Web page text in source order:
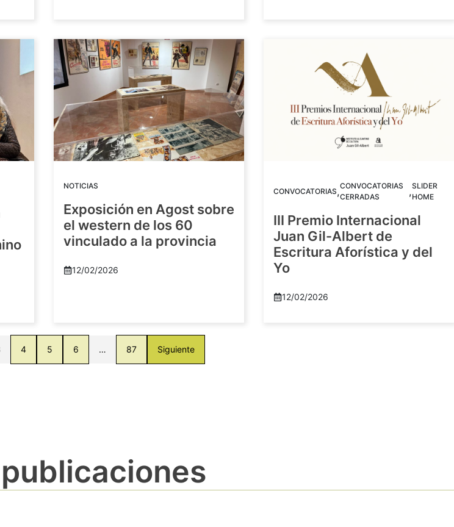
NOTICIAS
Exposición en Agost sobre
el western de los 60
vinculado a la provincia
12/02/2026
CONVOCATORIAS,CONVOCATORIAS
CERRADAS
,SLIDER
HOME
III Premio Internacional
Juan Gil-Albert de
Escritura Aforística y del
Yo
12/02/2026
4 5 6 … 87 Siguiente